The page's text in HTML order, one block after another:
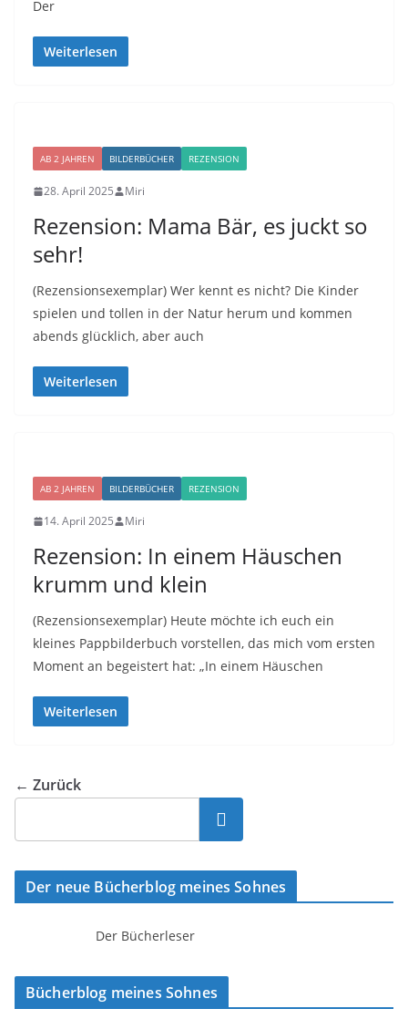
Der
Weiterlesen
AB 2 JAHREN BILDERBÜCHER REZENSION
28. April 2025 Miri
Rezension: Mama Bär, es juckt so
sehr!
(Rezensionsexemplar) Wer kennt es nicht? Die Kinder
spielen und tollen in der Natur herum und kommen
abends glücklich, aber auch
Weiterlesen
AB 2 JAHREN BILDERBÜCHER REZENSION
14. April 2025 Miri
Rezension: In einem Häuschen
krumm und klein
(Rezensionsexemplar) Heute möchte ich euch ein
kleines Pappbilderbuch vorstellen, das mich vom ersten
Moment an begeistert hat: „In einem Häuschen
Weiterlesen
← Zurück
Suchen
Der neue Bücherblog meines Sohnes
Der Bücherleser
Bücherblog meines Sohnes